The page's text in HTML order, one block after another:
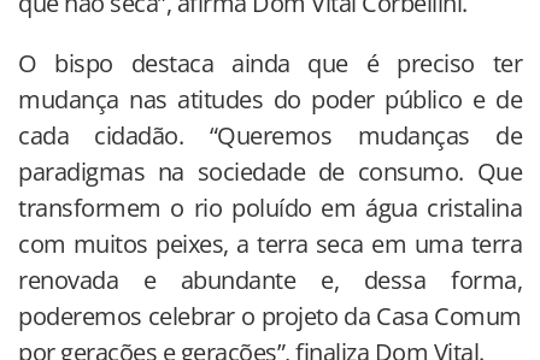
O bispo destaca ainda que é preciso ter
mudança nas atitudes do poder público e de
cada cidadão. “Queremos mudanças de
paradigmas na sociedade de consumo. Que
transformem o rio poluído em água cristalina
com muitos peixes, a terra seca em uma terra
renovada e abundante e, dessa forma,
poderemos celebrar o projeto da Casa Comum
por gerações e gerações”, finaliza Dom Vital.